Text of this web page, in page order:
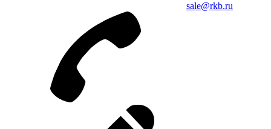
sale@rkb.ru